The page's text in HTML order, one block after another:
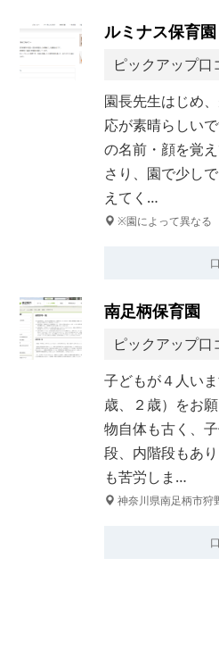
ルミナス保育園
ピックアップ口
園長先生はじめ
応が素晴らしい
の名前・顔を覚
さり、園で少し
えてく…
※園によって異なる
南足柄保育園
ピックアップ口
子どもが４人い
歳、２歳）をお
物自体も古く、
段、内階段もあ
も苦労しま…
神奈川県南足柄市狩